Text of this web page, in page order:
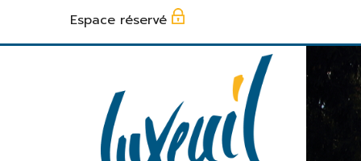
Espace réservé
Panneau de gestion des cookies